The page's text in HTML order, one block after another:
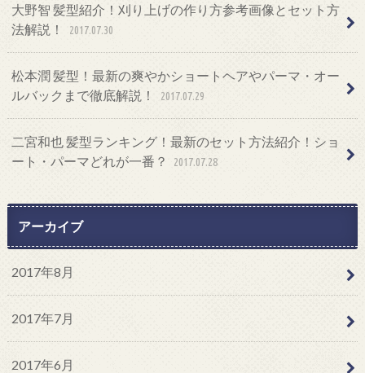
大野智 髪型紹介！刈り上げの作り方参考画像とセット方
法解説！
2017.07.30
松本潤 髪型！最新の爽やかショートヘアやパーマ・オー
ルバックまで徹底解説！
2017.07.29
二宮和也 髪型ランキング！最新のセット方法紹介！ショ
ート・パーマどれが一番？
2017.07.28
アーカイブ
2017年8月
2017年7月
2017年6月